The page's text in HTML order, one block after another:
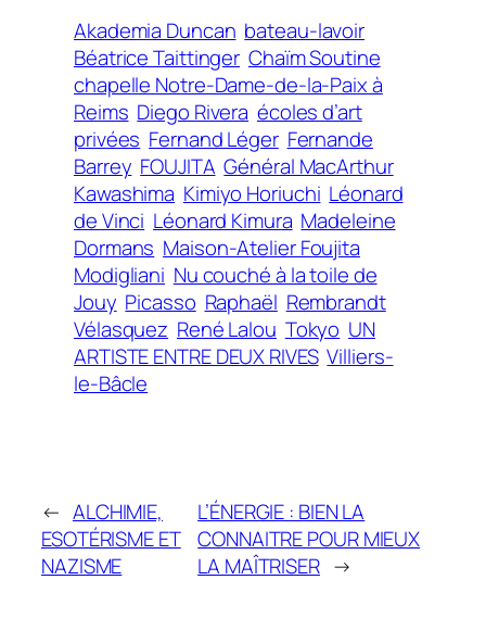
Akademia Duncan bateau-lavoir
Béatrice Taittinger Chaïm Soutine
chapelle Notre-Dame-de-la-Paix à
Reims Diego Rivera écoles d’art
privées Fernand Léger Fernande
Barrey FOUJITA Général MacArthur
Kawashima Kimiyo Horiuchi Léonard
de Vinci Léonard Kimura Madeleine
Dormans Maison-Atelier Foujita
Modigliani Nu couché à la toile de
Jouy Picasso Raphaël Rembrandt
Vélasquez René Lalou Tokyo UN
ARTISTE ENTRE DEUX RIVES Villiers-
le-Bâcle
← ALCHIMIE,
ESOTÉRISME ET
NAZISME
L’ÉNERGIE : BIEN LA
CONNAITRE POUR MIEUX
LA MAÎTRISER →